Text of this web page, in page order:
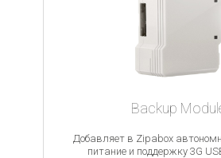
Backup
Добавляет в Zipabox
питание и поддержку 3G